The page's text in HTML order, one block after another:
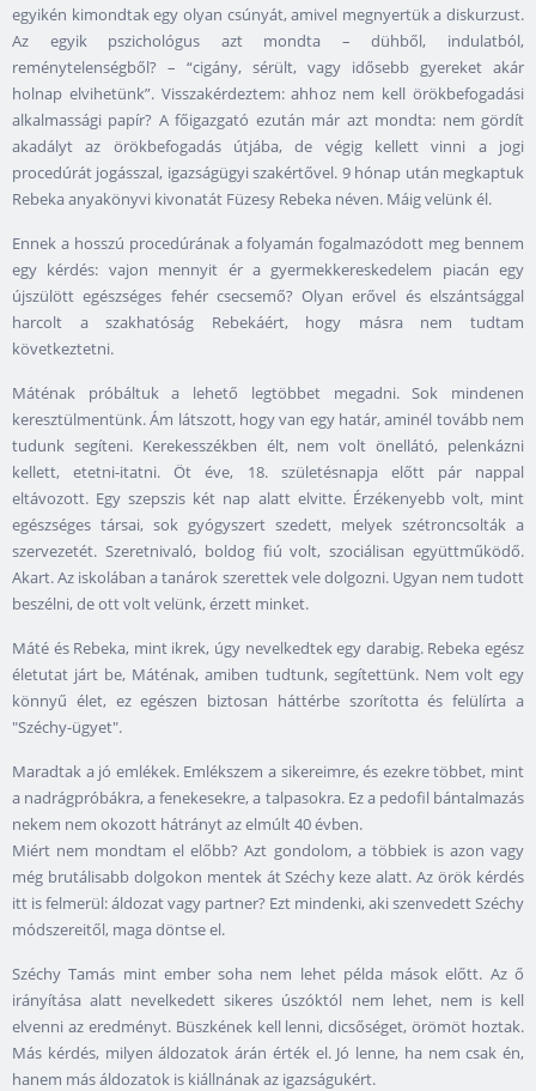
egyikén kimondtak egy olyan csúnyát, amivel megnyertük a diskurzust.
Az egyik pszichológus azt mondta – dühből, indulatból,
reménytelenségből? – “cigány, sérült, vagy idősebb gyereket akár
holnap elvihetünk”. Visszakérdeztem: ahhoz nem kell örökbefogadási
alkalmassági papír? A főigazgató ezután már azt mondta: nem gördít
akadályt az örökbefogadás útjába, de végig kellett vinni a jogi
procedúrát jogásszal, igazságügyi szakértővel. 9 hónap után megkaptuk
Rebeka anyakönyvi kivonatát Füzesy Rebeka néven. Máig velünk él.
Ennek a hosszú procedúrának a folyamán fogalmazódott meg bennem
egy kérdés: vajon mennyit ér a gyermekkereskedelem piacán egy
újszülött egészséges fehér csecsemő? Olyan erővel és elszántsággal
harcolt a szakhatóság Rebekáért, hogy másra nem tudtam
következtetni.
Máténak próbáltuk a lehető legtöbbet megadni. Sok mindenen
keresztülmentünk. Ám látszott, hogy van egy határ, aminél tovább nem
tudunk segíteni. Kerekesszékben élt, nem volt önellátó, pelenkázni
kellett, etetni-itatni. Öt éve, 18. születésnapja előtt pár nappal
eltávozott. Egy szepszis két nap alatt elvitte. Érzékenyebb volt, mint
egészséges társai, sok gyógyszert szedett, melyek szétroncsolták a
szervezetét. Szeretnivaló, boldog fiú volt, szociálisan együttműködő.
Akart. Az iskolában a tanárok szerettek vele dolgozni. Ugyan nem tudott
beszélni, de ott volt velünk, érzett minket.
Máté és Rebeka, mint ikrek, úgy nevelkedtek egy darabig. Rebeka egész
életutat járt be, Máténak, amiben tudtunk, segítettünk. Nem volt egy
könnyű élet, ez egészen biztosan háttérbe szorította és felülírta a
"Széchy-ügyet".
Maradtak a jó emlékek. Emlékszem a sikereimre, és ezekre többet, mint
a nadrágpróbákra, a fenekesekre, a talpasokra. Ez a pedofil bántalmazás
nekem nem okozott hátrányt az elmúlt 40 évben.
Miért nem mondtam el előbb? Azt gondolom, a többiek is azon vagy
még brutálisabb dolgokon mentek át Széchy keze alatt. Az örök kérdés
itt is felmerül: áldozat vagy partner? Ezt mindenki, aki szenvedett Széchy
módszereitől, maga döntse el.
Széchy Tamás mint ember soha nem lehet példa mások előtt. Az ő
irányítása alatt nevelkedett sikeres úszóktól nem lehet, nem is kell
elvenni az eredményt. Büszkének kell lenni, dicsőséget, örömöt hoztak.
Más kérdés, milyen áldozatok árán érték el. Jó lenne, ha nem csak én,
hanem más áldozatok is kiállnának az igazságukért.